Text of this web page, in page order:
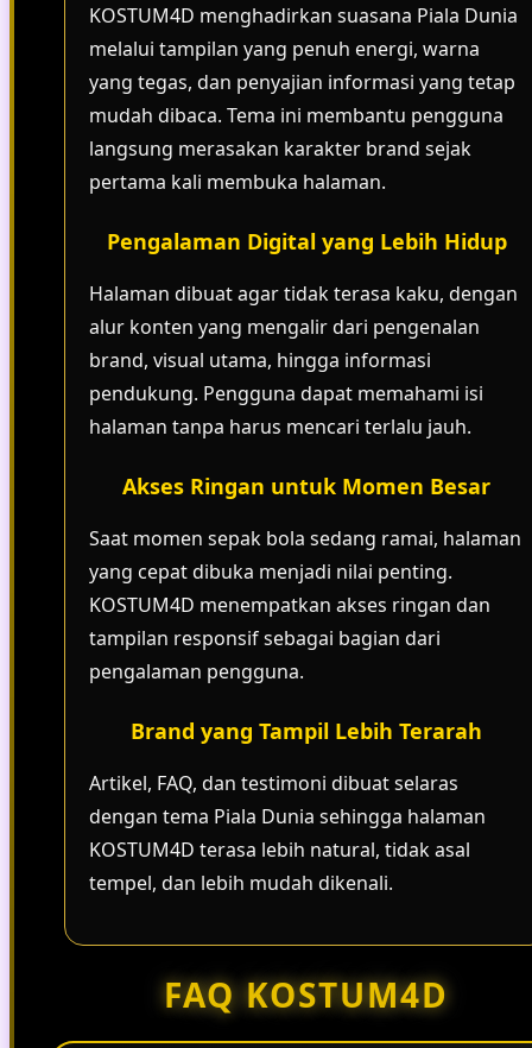
KOSTUM4D menghadirkan suasana Piala Dunia
melalui tampilan yang penuh energi, warna
yang tegas, dan penyajian informasi yang tetap
mudah dibaca. Tema ini membantu pengguna
langsung merasakan karakter brand sejak
pertama kali membuka halaman.
Pengalaman Digital yang Lebih Hidup
Halaman dibuat agar tidak terasa kaku, dengan
alur konten yang mengalir dari pengenalan
brand, visual utama, hingga informasi
pendukung. Pengguna dapat memahami isi
halaman tanpa harus mencari terlalu jauh.
Akses Ringan untuk Momen Besar
Saat momen sepak bola sedang ramai, halaman
yang cepat dibuka menjadi nilai penting.
KOSTUM4D menempatkan akses ringan dan
tampilan responsif sebagai bagian dari
pengalaman pengguna.
Brand yang Tampil Lebih Terarah
Artikel, FAQ, dan testimoni dibuat selaras
dengan tema Piala Dunia sehingga halaman
KOSTUM4D terasa lebih natural, tidak asal
tempel, dan lebih mudah dikenali.
FAQ KOSTUM4D